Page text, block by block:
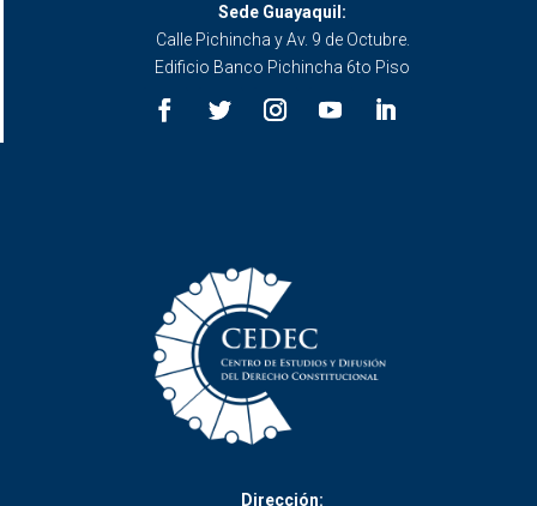
Sede Guayaquil:
Calle Pichincha y Av. 9 de Octubre.
Edificio Banco Pichincha 6to Piso
Dirección: